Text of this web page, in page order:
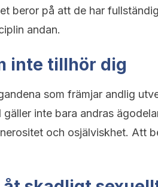
beror på att de har
andan.
inte tillhör dig
som främjar andlig
inte bara andras
och osjälviskhet. Att